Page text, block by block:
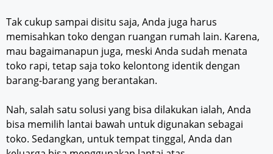
Tak cukup sampai disitu saja, Anda juga harus
memisahkan toko dengan ruangan rumah lain. Karena,
mau bagaimanapun juga, meski Anda sudah menata
toko rapi, tetap saja toko kelontong identik dengan
barang-barang yang berantakan.
Nah, salah satu solusi yang bisa dilakukan ialah, Anda
bisa memilih lantai bawah untuk digunakan sebagai
toko. Sedangkan, untuk tempat tinggal, Anda dan